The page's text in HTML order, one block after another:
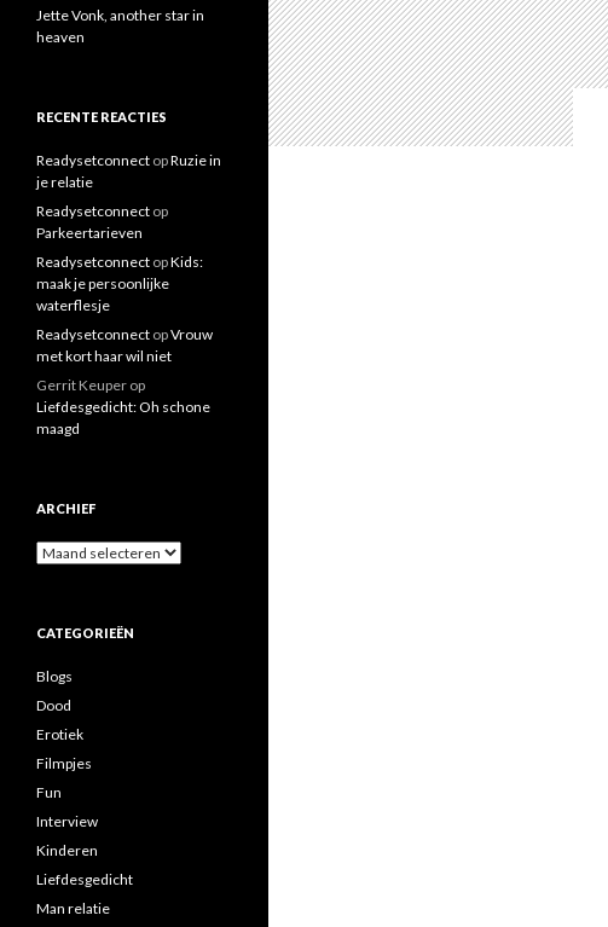
Jette Vonk, another star in
heaven
RECENTE REACTIES
Readysetconnect opRuzie in
je relatie
Readysetconnect op
Parkeertarieven
Readysetconnect opKids:
maak je persoonlijke
waterflesje
Readysetconnect opVrouw
met kort haar wil niet
Gerrit Keuper op
Liefdesgedicht: Oh schone
maagd
ARCHIEF
A
i
f
CATEGORIEËN
Blogs
Dood
Erotiek
Filmpjes
Fun
Interview
Kinderen
Liefdesgedicht
Man relatie